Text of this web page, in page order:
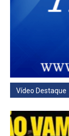
Vídeo Destaque